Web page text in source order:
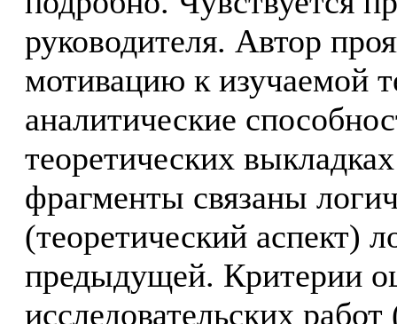
руководителя. Автор
мотивацию к изучаемой
аналитические
теоретических
фрагменты связаны
(теоретический аспект)
предыдущей. Критерии
исследовательских